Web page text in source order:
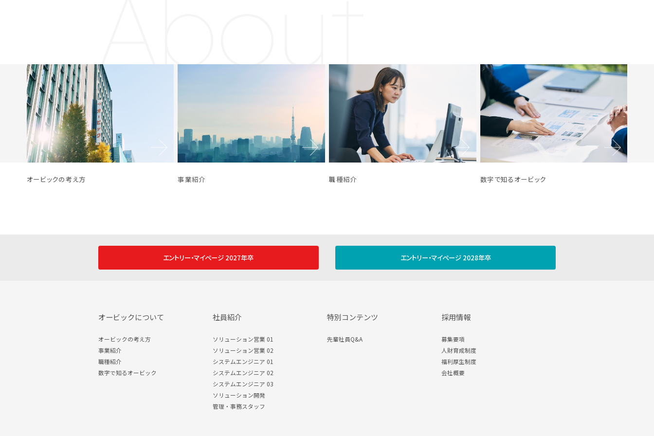
About
オービックの考え方 事業紹介 職種紹介 数字で知るオービック
エントリー・マイページ 2027年卒 エントリー・マイページ 2028年卒
オービックについて
オービックの考え方
事業紹介
職種紹介
数字で知るオービック
社員紹介
ソリューション営業 01
ソリューション営業 02
システムエンジニア 01
システムエンジニア 02
システムエンジニア 03
ソリューション開発
管理・事務スタッフ
特別コンテンツ
先輩社員Q&A
採用情報
募集要項
人財育成制度
福利厚生制度
会社概要